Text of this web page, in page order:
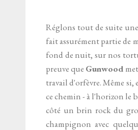
Réglons tout de suite
fait assurément partie de
fond de nuit, sur nos
preuve que Gunwood
travail d'orfèvre. Même si,
ce chemin - à l'horizon le
côté un brin rock du
champignon avec